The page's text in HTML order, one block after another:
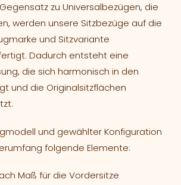
zu Universalbezügen, die
werden unsere Sitzbezüge auf die
und Sitzvariante
Dadurch entsteht eine
die sich harmonisch in den
und die Originalsitzflächen
und gewählter Konfiguration
folgende Elemente:
Maß für die Vordersitze